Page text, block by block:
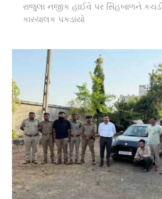
રાજુલા નજીક હાઈવે પર સિંહબાળને
કારચાલક પકડાયો